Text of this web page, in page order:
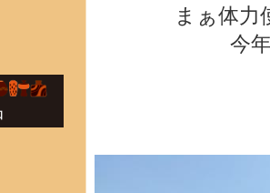
まぁ体
今